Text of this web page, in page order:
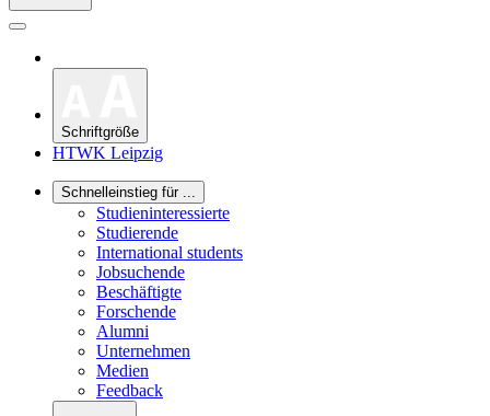
Schriftgröße
HTWK Leipzig
Schnelleinstieg für ...
Studieninteressierte
Studierende
International students
Jobsuchende
Beschäftigte
Forschende
Alumni
Unternehmen
Medien
Feedback